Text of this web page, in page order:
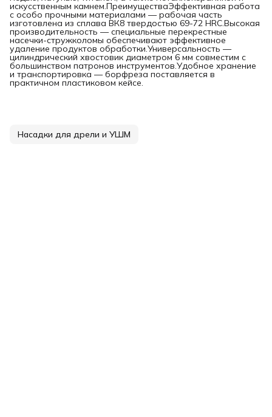
искусственным камнем.ПреимуществаЭффективная работа
с особо прочными материалами — рабочая часть
изготовлена из сплава ВК8 твердостью 69-72 HRC.Высокая
производительность — специальные перекрестные
насечки-стружколомы обеспечивают эффективное
удаление продуктов обработки.Универсальность —
цилиндрический хвостовик диаметром 6 мм совместим с
большинством патронов инструментов.Удобное хранение
и транспортировка — борфреза поставляется в
практичном пластиковом кейсе.
Насадки для дрели и УШМ